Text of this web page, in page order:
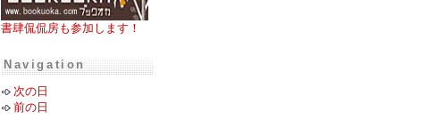
書肆侃侃房も参加します！
Navigation
次の日
前の日